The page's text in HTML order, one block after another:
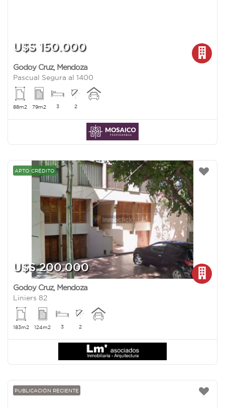
U$S 150.000
Godoy Cruz, Mendoza
Pascual Segura al 1400
88m2 79m2 3 2
APTO CRÉDITO
U$S 200.000
Godoy Cruz, Mendoza
Liniers 82
183m2 124m2 3 2
PUBLICACIÓN RECIENTE